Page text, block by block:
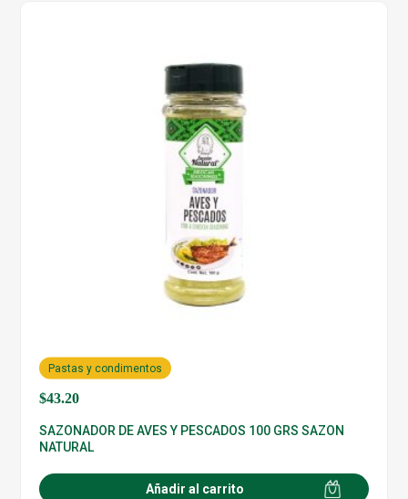
$43.20
Pastas y condimentos
SAZONADOR DE AVES Y PESCADOS 100 GRS SAZON
NATURAL
Añadir al carrito